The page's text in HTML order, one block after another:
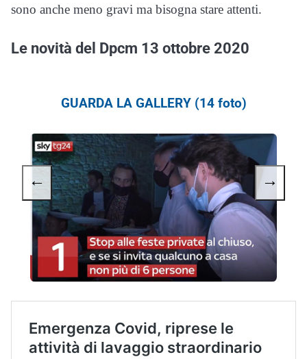
sono anche meno gravi ma bisogna stare attenti.
Le novità del Dpcm 13 ottobre 2020
GUARDA LA GALLERY (14 foto)
← →